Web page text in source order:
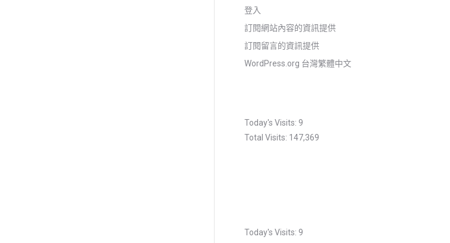
登入
訂閱網站內容的資訊提供
訂閱留言的資訊提供
WordPress.org 台灣繁體中文
Today's Visits: 9
Total Visits: 147,369
Today's Visits: 9